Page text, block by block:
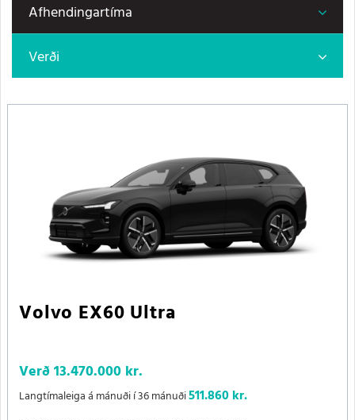
Afhendingartíma
Verði
Volvo EX60 Ultra
Verð13.470.000 kr.
Langtímaleiga á mánuði í 36 mánuði511.860 kr.